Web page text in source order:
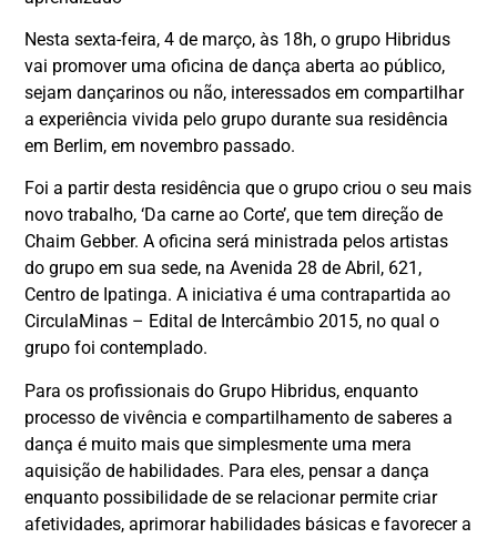
Nesta sexta-feira, 4 de março, às 18h, o grupo Hibridus
vai promover uma oficina de dança aberta ao público,
sejam dançarinos ou não, interessados em compartilhar
a experiência vivida pelo grupo durante sua residência
em Berlim, em novembro passado.
Foi a partir desta residência que o grupo criou o seu mais
novo trabalho, ‘Da carne ao Corte’, que tem direção de
Chaim Gebber. A oficina será ministrada pelos artistas
do grupo em sua sede, na Avenida 28 de Abril, 621,
Centro de Ipatinga. A iniciativa é uma contrapartida ao
CirculaMinas – Edital de Intercâmbio 2015, no qual o
grupo foi contemplado.
Para os profissionais do Grupo Hibridus, enquanto
processo de vivência e compartilhamento de saberes a
dança é muito mais que simplesmente uma mera
aquisição de habilidades. Para eles, pensar a dança
enquanto possibilidade de se relacionar permite criar
afetividades, aprimorar habilidades básicas e favorecer a